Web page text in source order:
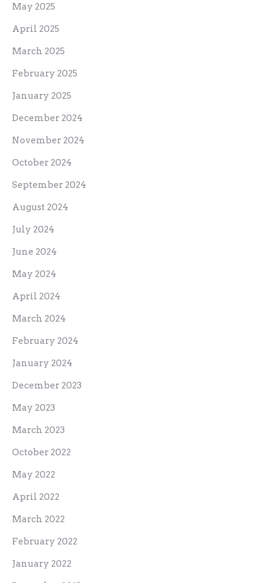
May 2025
April 2025
March 2025
February 2025
January 2025
December 2024
November 2024
October 2024
September 2024
August 2024
July 2024
June 2024
May 2024
April 2024
March 2024
February 2024
January 2024
December 2023
May 2023
March 2023
October 2022
May 2022
April 2022
March 2022
February 2022
January 2022